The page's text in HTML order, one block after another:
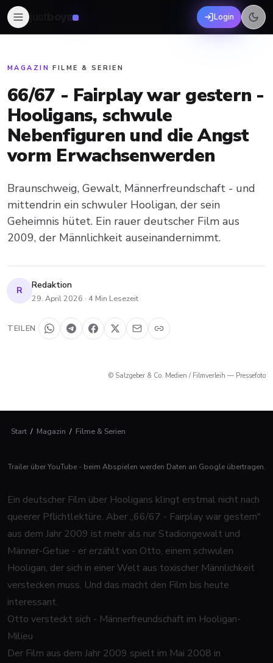
boys Login
MAGAZIN ·FILME & SERIEN
66/67 - Fairplay war gestern -
Hooligans, schwule
Nebenfiguren und die Angst
vorm Erwachsenwerden
Braunschweig, Gewalt, Männerfreundschaft - und
mittendrin ein schwuler Hooligan, der sein
Geheimnis hütet. Ein rauer deutscher Film aus
2009, der Männlichkeit auseinandernimmt.
R Redaktion
29. April 2026 · 4 Min Lesezeit
TEILEN
© Salzgeber & Co. Medien / Filmverleih — Pressefoto
Start / Magazin / Filme & Serien
Trailer über YouTube - beim Abspielen werden Daten an Google übertragen.
Ein deutscher Film über Hooligans klingt erstmal nicht nach
queerer Pflichtlektüre. Aber „66/67 - Fairplay war gestern"
aus dem Jahr 2009 ist mehr als nur Stadiongewalt und
Männer-Getue - er erzählt von Otto, einem schwulen
Hooligan, der sich in einer Welt aus toxischer Männlichkeit
verstecken muss. Und das macht den Film bis heute
interessant.
Otto versteckt sich - Männerfreundschaft im Hooligan-
Milieu
Der Film aus dem Jahr 2009 spielt im Mai 2008 in